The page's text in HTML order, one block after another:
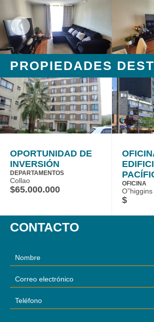
PROPIEDADES
OPORTUNIDAD DE
INVERSIÓN
DEPARTAMENTOS
Collao
$65.000.000
OFICINA
$
CONTACTO